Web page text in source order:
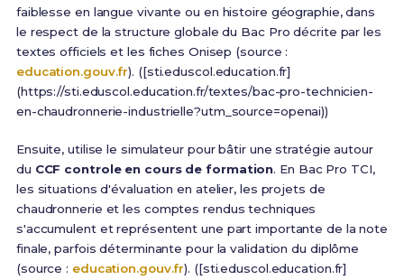
faiblesse en langue vivante ou en histoire géographie, dans
le respect de la structure globale du Bac Pro décrite par les
textes officiels et les fiches Onisep (source :
education.gouv.fr). ([sti.eduscol.education.fr]
(https://sti.eduscol.education.fr/textes/bac-pro-technicien-
en-chaudronnerie-industrielle?utm_source=openai))
Ensuite, utilise le simulateur pour bâtir une stratégie autour
du CCF controle en cours de formation. En Bac Pro TCI,
les situations d'évaluation en atelier, les projets de
chaudronnerie et les comptes rendus techniques
s'accumulent et représentent une part importante de la note
finale, parfois déterminante pour la validation du diplôme
(source : education.gouv.fr). ([sti.eduscol.education.fr]